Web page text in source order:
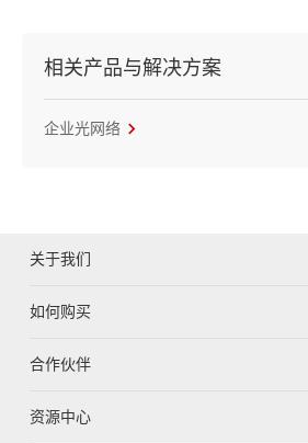
相关产品与解决方案
企业光网络
关于我们
如何购买
合作伙伴
资源中心